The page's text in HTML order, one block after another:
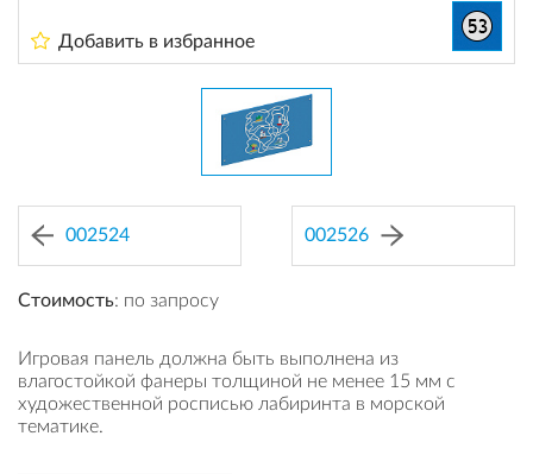
Добавить в избранное
002524 002526
Стоимость: по запросу
Игровая панель должна быть выполнена из
влагостойкой фанеры толщиной не менее 15 мм с
художественной росписью лабиринта в морской
тематике.